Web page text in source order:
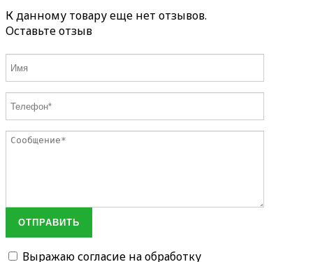
К данному товару еще нет отзывов.
Оставьте отзыв
ОТПРАВИТЬ
Выражаю согласие на обработку